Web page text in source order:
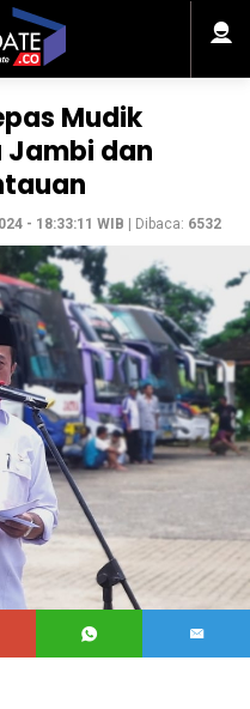
Mudik
Jambi dan
- 18:33:11 WIB | Dibaca: 6532